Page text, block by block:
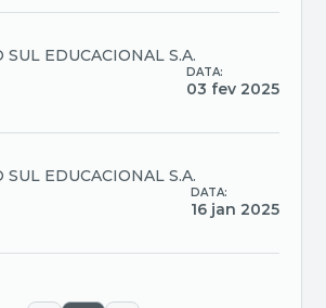
SUL EDUCACIONAL S.A.
DATA:
03 fev 2025
SUL EDUCACIONAL S.A.
DATA:
16 jan 2025